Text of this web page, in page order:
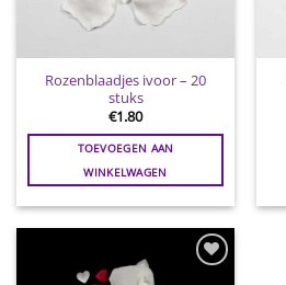
Rozenblaadjes ivoor – 20
stuks
€1.80
TOEVOEGEN AAN
WINKELWAGEN